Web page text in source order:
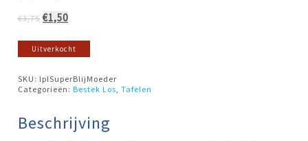
€3,75 Oorspronkelijke
was:
€3,75.
€1,50Huidige
is:
€1,50.
Uitverkocht
SKU: lplSuperBlijMoeder
Categorieën:Bestek Los ,Tafelen
Beschrijving